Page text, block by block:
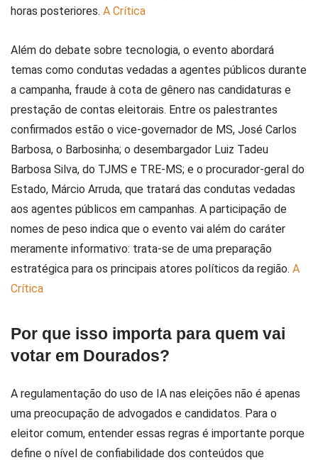
horas posteriores. A Crítica
Além do debate sobre tecnologia, o evento abordará
temas como condutas vedadas a agentes públicos durante
a campanha, fraude à cota de gênero nas candidaturas e
prestação de contas eleitorais. Entre os palestrantes
confirmados estão o vice-governador de MS, José Carlos
Barbosa, o Barbosinha; o desembargador Luiz Tadeu
Barbosa Silva, do TJMS e TRE-MS; e o procurador-geral do
Estado, Márcio Arruda, que tratará das condutas vedadas
aos agentes públicos em campanhas. A participação de
nomes de peso indica que o evento vai além do caráter
meramente informativo: trata-se de uma preparação
estratégica para os principais atores políticos da região. A
Crítica
Por que isso importa para quem vai
votar em Dourados?
A regulamentação do uso de IA nas eleições não é apenas
uma preocupação de advogados e candidatos. Para o
eleitor comum, entender essas regras é importante porque
define o nível de confiabilidade dos conteúdos que